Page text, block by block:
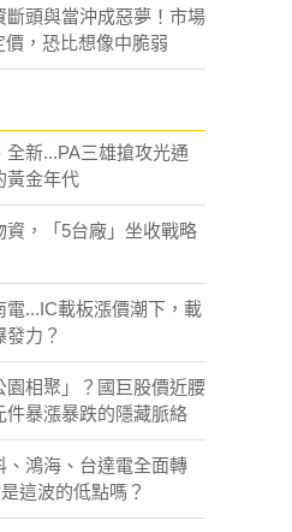
斷頭與當沖成惡夢！市場
，恐比想像中脆弱
新...PA三雄搶攻光通
黃金年代
資，「5台廠」坐收戰略
電...IC載板漲價潮下，載
力？
園相聚」？國巨股價近腰
件暴漲暴跌的隱藏脈絡
、鴻海、台達電全面轉
這波的低點嗎？